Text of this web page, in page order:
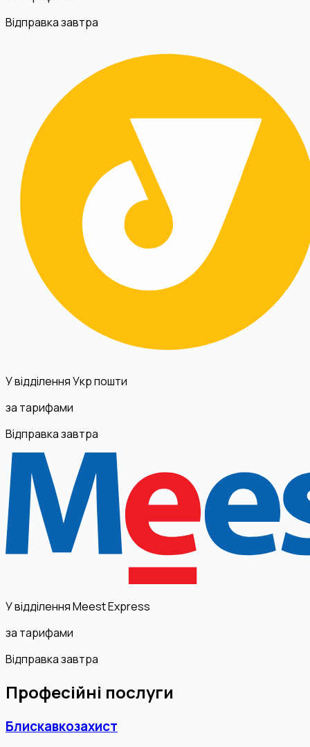
Відправка завтра
У відділення Укр пошти
за тарифами
Відправка завтра
У відділення Meest Express
за тарифами
Відправка завтра
Професійні послуги
Блискавкозахист